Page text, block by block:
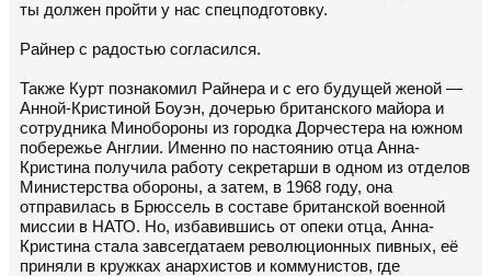
ты должен пройти у нас спецподготовку.
Райнер с радостью согласился.
Также Курт познакомил Райнера и с его будущей женой —
Анной-Кристиной Боуэн, дочерью британского майора и
сотрудника Минобороны из городка Дорчестера на южном
побережье Англии. Именно по настоянию отца Анна-
Кристина получила работу секретарши в одном из отделов
Министерства обороны, а затем, в 1968 году, она
отправилась в Брюссель в составе британской военной
миссии в НАТО. Но, избавившись от опеки отца, Анна-
Кристина стала завсегдатаем революционных пивных, её
приняли в кружках анархистов и коммунистов, где